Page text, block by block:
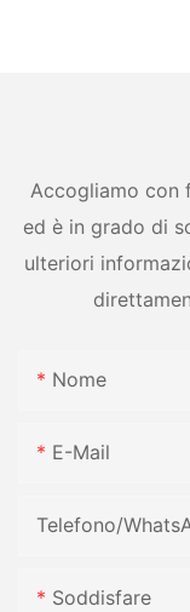
Accogliamo con
ed è in grado di
ulteriori
Nome
E-Mail
Telefono/
Soddisfare